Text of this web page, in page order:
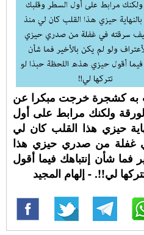
به كشجرة خرجت مبكرا عن
ولكنك مرابط على أول
حيزي هذا القلب كان لي
غفلة من صدري حيزي هذا
فما شأن إنتباهك فيما أقول
لي!!. - إلهام المجيد